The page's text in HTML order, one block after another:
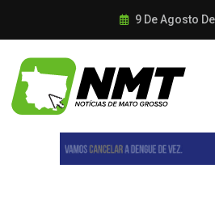
9 De Agosto